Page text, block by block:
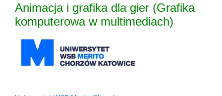
Animacja i grafika dla gier (Grafika
komputerowa w multimediach)